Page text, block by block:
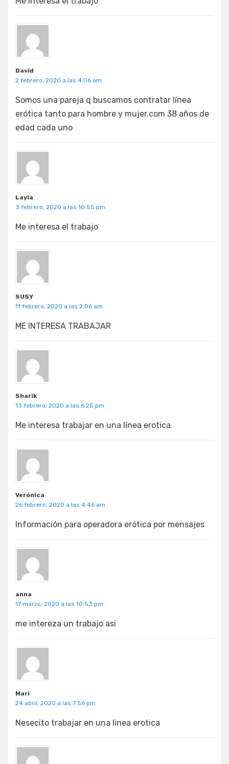
David
2 febrero, 2020 a las 4:06 am
Somos una pareja q buscamos contratar línea
erótica tanto para hombre y mujer.com 38 años de
edad cada uno
Layla
3 febrero, 2020 a las 10:55 pm
Me interesa el trabajo
SUSY
11 febrero, 2020 a las 2:06 am
ME INTERESA TRABAJAR
Sharik
13 febrero, 2020 a las 6:25 pm
Me interesa trabajar en una línea erotica
Verónica
26 febrero, 2020 a las 4:46 am
Información para operadora erótica por mensajes
anna
17 marzo, 2020 a las 10:53 pm
me intereza un trabajo asi
Mari
24 abril, 2020 a las 7:56 pm
Nesecito trabajar en una linea erotica